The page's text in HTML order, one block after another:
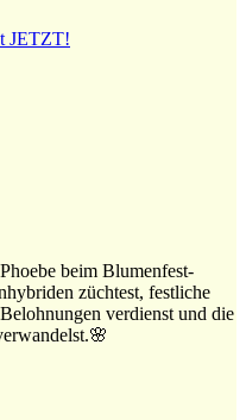
beim Blumenfest-
züchtest, festliche
verdienst und die